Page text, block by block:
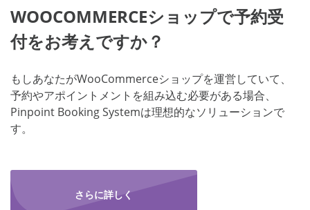
WOOCOMMERCEショップで予約受
付をお考えですか？
もしあなたがWooCommerceショップを運営していて、
予約やアポイントメントを組み込む必要がある場合、
Pinpoint Booking Systemは理想的なソリューションで
す。
さらに詳しく